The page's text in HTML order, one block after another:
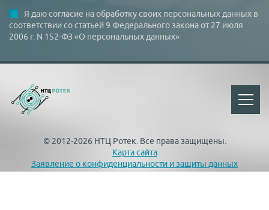
Я даю согласие на обработку своих персональных данных в
соответствии со статьей 9 Федерального закона от 27 июля
2006 г. N 152-ФЗ «О персональных данных»
© 2012-2026 НТЦ Ротек. Все права защищены.
Карта сайта
Заявление о конфиденциальности и защиты данных